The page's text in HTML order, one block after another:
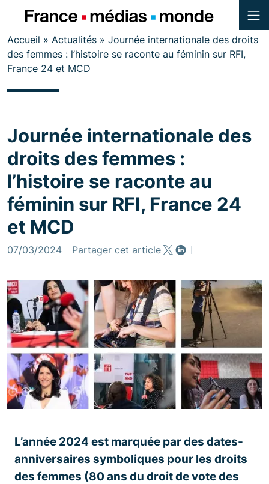
Menu
Contenu
Pied de page
Accueil » Actualités » Journée internationale des droits
des femmes : l’histoire se raconte au féminin sur RFI,
France 24 et MCD
Journée internationale des
droits des femmes :
l’histoire se raconte au
féminin sur RFI, France 24
et MCD
07/03/2024 Partager cet article
L’année 2024 est marquée par des dates-
anniversaires symboliques pour les droits
des femmes (80 ans du droit de vote des